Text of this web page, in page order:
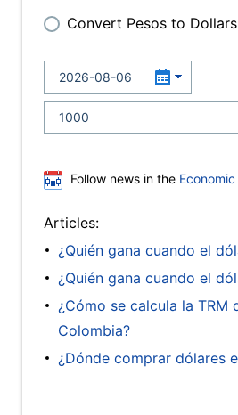
Convert Pesos to Dollars
Follow news in the
Articles:
¿Quién gana cuando el
¿Quién gana cuando el
¿Cómo se calcula la TRM
Colombia?
¿Dónde comprar dólares